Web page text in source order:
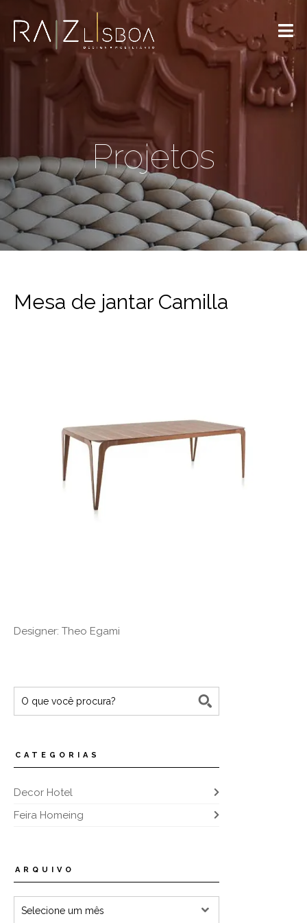
Projetos
Mesa de jantar Camilla
Designer: Theo Egami
CATEGORIAS
Decor Hotel
Feira Homeing
ARQUIVO